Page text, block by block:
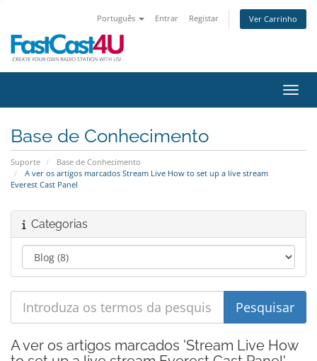
Português Entrar Registar Ver Carrinho
Base de Conhecimento
Suporte
Base de Conhecimento
A ver os artigos marcados Stream Live How to set up a live stream
Everest Cast Panel
Categorias
A ver os artigos marcados 'Stream Live How